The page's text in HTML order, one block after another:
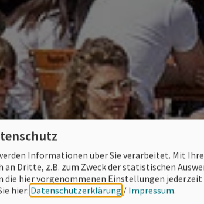
Informationen über Sie verarbeitet. Mit
an Dritte, z.B. zum Zweck der statistischen
die hier vorgenommenen Einstellungen jederzeit
hier: Datenschutzerklärung / Impressum.